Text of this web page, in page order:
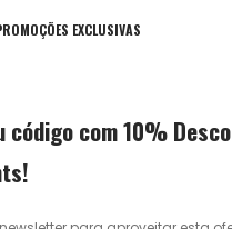
EXCLUSIVAS
código com 10%